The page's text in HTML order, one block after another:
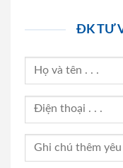
ĐK TƯ